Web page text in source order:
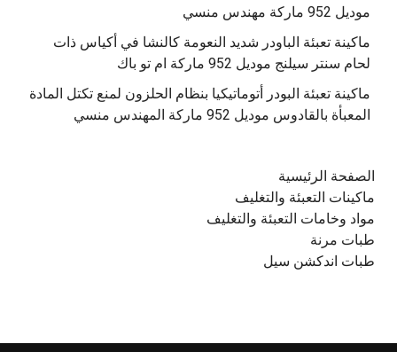
موديل 952 ماركة مهندس منسي
‫ماكينة تعبئة الباودر شديد النعومة كالنشا في أكياس ذات
‫ماكينة تعبئة البودر أتوماتيكيا بنظام الحلزون لمنع تكتل المادة
الصفحة الرئيسية
ماكينات التعبئة والتغليف
مواد وخامات التعبئة والتغليف
طبات مرنة
طبات اندكشن سيل